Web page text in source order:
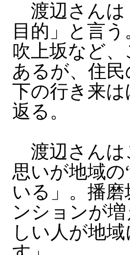
渡辺さんは
目的」と言
吹上坂など
あるが、住
下の行き来
返る。
渡辺さんは
思いが地域
いる」。播
ンションが
しい人が地